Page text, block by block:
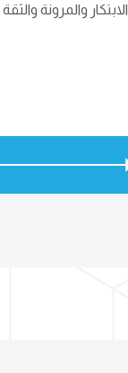
الابتكار والمرونة